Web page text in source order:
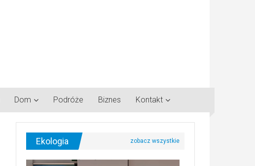
Dom Podróże Biznes Kontakt
Ekologia